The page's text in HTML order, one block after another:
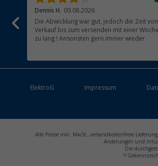
Dennis H. 09.08.2026
Die Abwicklung war gut, jedoch die Zeit
Verkauf bis zum versenden mit einer Woche
zu lang ! Ansonsten gern immer wieder .
ElektroG Impressum
Alle Preise inkl. MwSt., versandkostenfreie
Änderungen und
Die
1)